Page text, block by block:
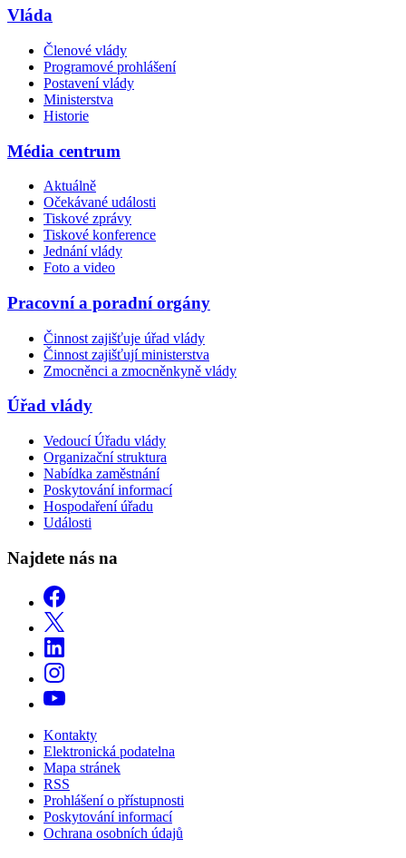
Vláda
Členové vlády
Programové prohlášení
Postavení vlády
Ministerstva
Historie
Média centrum
Aktuálně
Očekávané události
Tiskové zprávy
Tiskové konference
Jednání vlády
Foto a video
Pracovní a poradní orgány
Činnost zajišťuje úřad vlády
Činnost zajišťují ministerstva
Zmocněnci a zmocněnkyně vlády
Úřad vlády
Vedoucí Úřadu vlády
Organizační struktura
Nabídka zaměstnání
Poskytování informací
Hospodaření úřadu
Události
Najdete nás na
Kontakty
Elektronická podatelna
Mapa stránek
RSS
Prohlášení o přístupnosti
Poskytování informací
Ochrana osobních údajů